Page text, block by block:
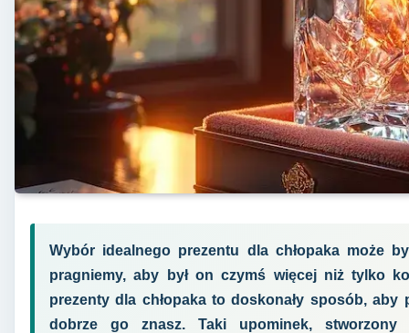
Wybór idealnego prezentu dla chłopaka może
pragniemy, aby był on czymś więcej niż tylko
prezenty dla chłopaka to doskonały sposób,
dobrze go znasz. Taki upominek,